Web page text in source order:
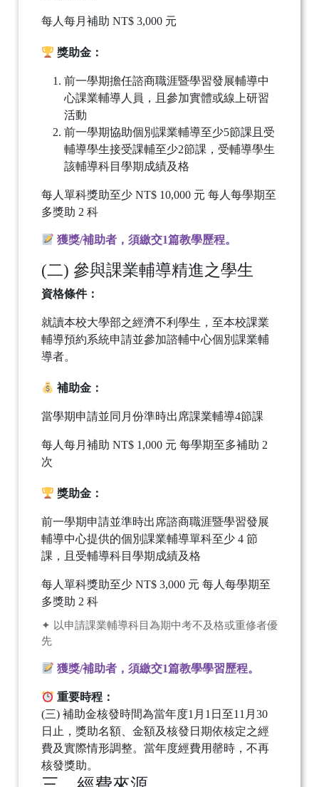
每人每月補助 NT$ 3,000 元
獎助金：
前一學期擔任諮商職涯暨學習發展輔導中
心課業輔導人員，且參加實體或線上研習
活動
前一學期協助個別課業輔導至少5節課且受
輔導學生接受課輔至少2節課，受輔導學生
該輔導科目學期成績及格
每人單科獎助至少 NT$ 10,000 元 每人每學期至
多獎助 2 科
獲獎/補助者，須繳交1篇教學歷程。
(二) 參與課業輔導精進之學生
資格條件：
就讀本校大學部之經濟不利學生，至本校課業
輔導預約系統申請並參加諮輔中心個別課業輔
導者。
補助金：
當學期申請並同月份準時出席課業輔導4節課
每人每月補助 NT$ 1,000 元 每學期至多補助 2
次
獎助金：
前一學期申請並準時出席諮商職涯暨學習發展
輔導中心提供的個別課業輔導單科至少 4 節
課，且受輔導科目學期成績及格
每人單科獎助至少 NT$ 3,000 元 每人每學期至
多獎助 2 科
✦ 以申請課業輔導科目為期中考不及格或重修者優
先
獲獎/補助者，須繳交1篇教學學習歷程。
重要時程：
(三) 補助金核發時間為當年度1月1日至11月30
日止，獎助名額、金額及核發日期依核定之經
費及實際情形調整。當年度經費用罄時，不再
核發獎助。